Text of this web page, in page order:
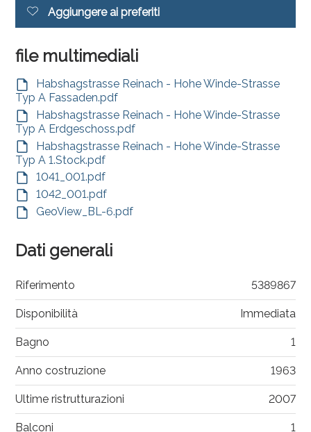
Aggiungere ai preferiti
file multimediali
Habshagstrasse Reinach - Hohe Winde-Strasse
Typ A Fassaden.pdf
Habshagstrasse Reinach - Hohe Winde-Strasse
Typ A Erdgeschoss.pdf
Habshagstrasse Reinach - Hohe Winde-Strasse
Typ A 1.Stock.pdf
1041_001.pdf
1042_001.pdf
GeoView_BL-6.pdf
Dati generali
Riferimento 5389867
Disponibilità Immediata
Bagno 1
Anno costruzione 1963
Ultime ristrutturazioni 2007
Balconi 1